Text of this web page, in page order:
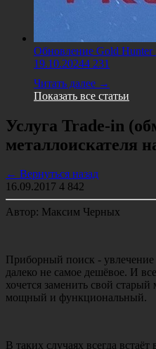
Обновление Gold Hunter
19.10.20244 231
Читать далее →
Показать все статьи
Услуга Trade-in
металлоискателя
← Вернуться назад
16.09.2017 4 842
Автор: Максим Черных
Приборный поиск - увлечение
далеко не самое дешёвое. И
хочется заменить свой старый
мощный и функциональный.
В таких случаях всегда